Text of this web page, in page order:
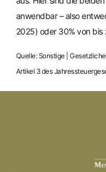
anwendbar – also
2025) oder 30% von
Quelle: Sonstige |
Artikel 3 des